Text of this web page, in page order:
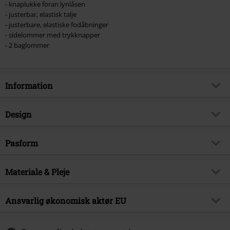
- knaplukke foran lynlåsen
- justerbar, elastisk talje
- justerbare, elastiske fodåbninger
- sidelommer med trykknapper
- 2 baglommer
Information
Artikelnr.
Brand
Køn
Damer
Design
Produkttype
Tryk
Farve
sort
Pasform
Pasform, bukser
Længde
Lang
Materiale & Pleje
Ydermateriale
100% Bomuld
Ansvarlig økonomisk aktør EU